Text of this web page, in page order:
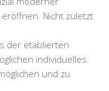
Nicht zuletzt
der etablierten
individuelles
und zu